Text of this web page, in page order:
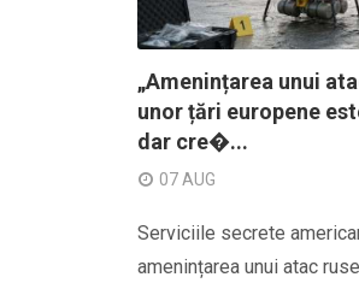
„Amenințarea unui
unor țări europene
dar cre�...
07 AUG
Serviciile secrete
amenințarea unui atac